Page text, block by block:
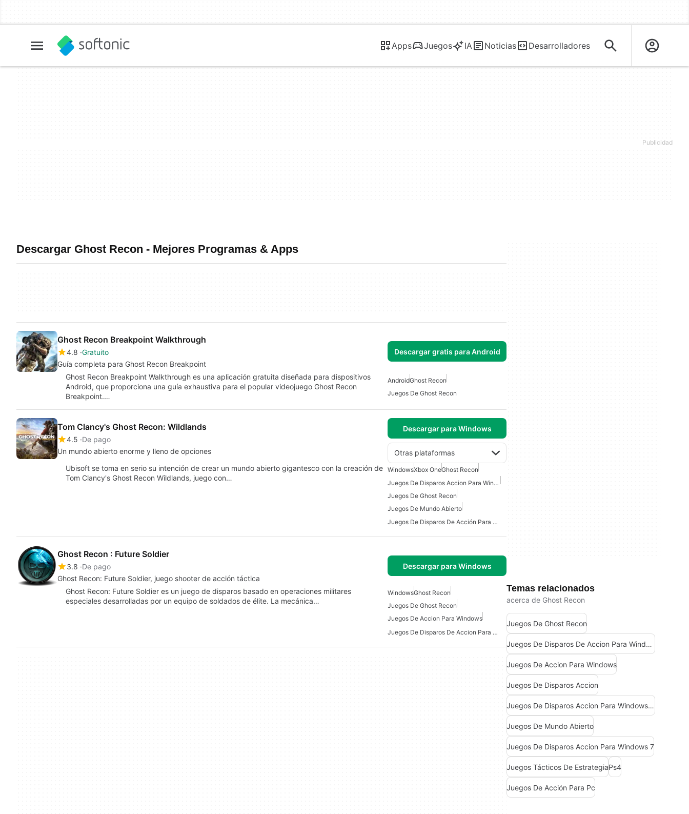
Apps Juegos IA Noticias Desarrolladores
Descargar Ghost Recon - Mejores Programas & Apps
Ghost Recon Breakpoint Walkthrough
4.8 Gratuito
Guía completa para Ghost Recon Breakpoint
Descargar gratis para Android
Ghost Recon Breakpoint Walkthrough es una aplicación gratuita diseñada para dispositivos
Android, que proporciona una guía exhaustiva para el popular videojuego Ghost Recon
Breakpoint.…
AndroidGhost Recon
Juegos De Ghost Recon
Tom Clancy's Ghost Recon: Wildlands
4.5 De pago
Un mundo abierto enorme y lleno de opciones
Descargar para Windows
Otras plataformas
Ubisoft se toma en serio su intención de crear un mundo abierto gigantesco con la creación de
Tom Clancy's Ghost Recon Wildlands, juego con…
WindowsXbox OneGhost Recon
Juegos De Disparos Accion Para Windows 10
Juegos De Ghost Recon
Juegos De Mundo Abierto
Juegos De Disparos De Acción Para Windows 11
Ghost Recon : Future Soldier
3.8 De pago
Ghost Recon: Future Soldier, juego shooter de acción táctica
Descargar para Windows
Ghost Recon: Future Soldier es un juego de disparos basado en operaciones militares
especiales desarrolladas por un equipo de soldados de élite. La mecánica…
WindowsGhost Recon
Juegos De Ghost Recon
Juegos De Accion Para Windows
Juegos De Disparos De Accion Para Windows
Temas relacionados
acerca de Ghost Recon
Juegos De Ghost Recon
Juegos De Disparos De Accion Para Windows
Juegos De Accion Para Windows
Juegos De Disparos Accion
Juegos De Disparos Accion Para Windows 10
Juegos De Mundo Abierto
Juegos De Disparos Accion Para Windows 7
Juegos Tácticos De EstrategiaPs4
Juegos De Acción Para Pc